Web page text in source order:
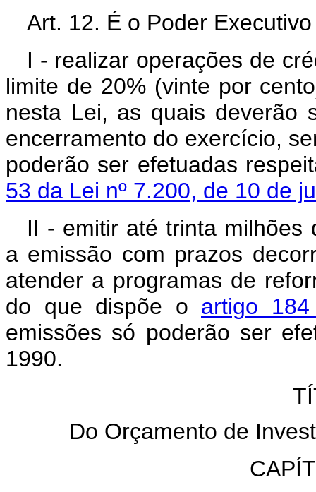
Art. 12. É o Poder
I - realizar operações de
limite de 20% (vinte por
nesta Lei, as quais deverão
encerramento do exercício,
poderão ser efetuadas
53 da Lei nº 7.200, de 10 de
II - emitir até trinta milhões
a emissão com prazos
atender a programas de
do que dispõe o artigo
emissões só poderão ser
1990.
Do Orçamento de